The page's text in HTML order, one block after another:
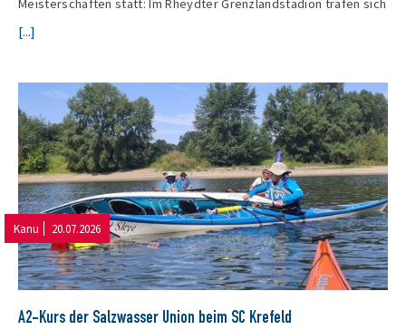
Meisterschaften statt: Im Rheydter Grenzlandstadion trafen sich
[...]
Kanu 20.07.2026
A2-Kurs der Salzwasser Union beim SC Krefeld